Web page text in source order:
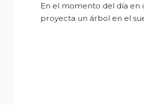
En el momento del día en
proyecta un árbol en el